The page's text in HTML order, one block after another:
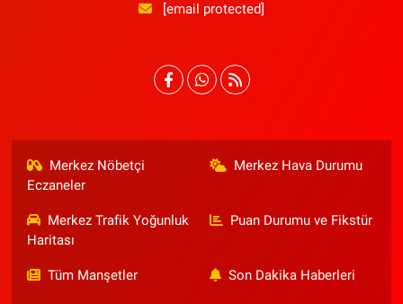
[email protected]
Merkez Nöbetçi
Eczaneler
Merkez Hava Durumu
Merkez Trafik Yoğunluk
Haritası
Puan Durumu ve Fikstür
Tüm Manşetler Son Dakika Haberleri